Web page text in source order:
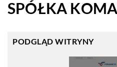
SPÓŁKA
PODGLĄD WITRYNY